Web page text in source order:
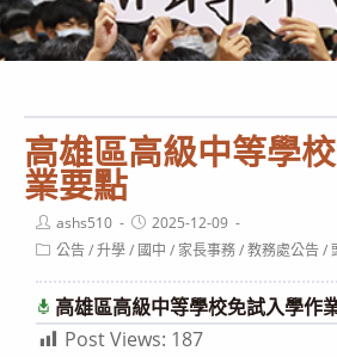
高雄區高級中等學
業要點
Post
author:
ashs510
Post
published:
2025-12-09
Post公告/升學/ 國中 / 家長事務/教務處公告/
高雄區高級中等學校免試入學作
Post Views: 187